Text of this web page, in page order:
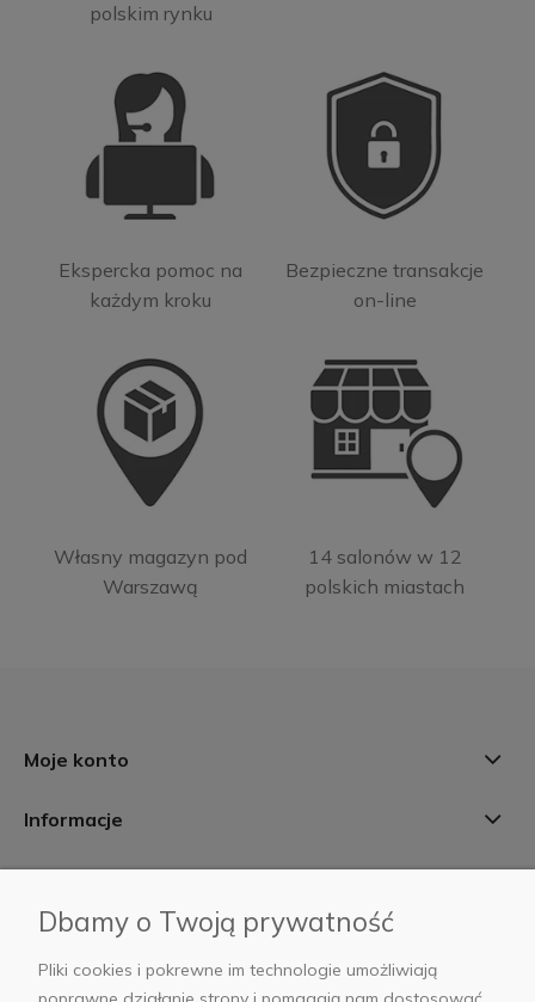
polskim rynku
Ekspercka pomoc na
każdym kroku
Bezpieczne transakcje
on-line
Własny magazyn pod
Warszawą
14 salonów w 12
polskich miastach
Moje konto
Informacje
AB Foto
Dbamy o Twoją prywatność
Pliki cookies i pokrewne im technologie umożliwiają